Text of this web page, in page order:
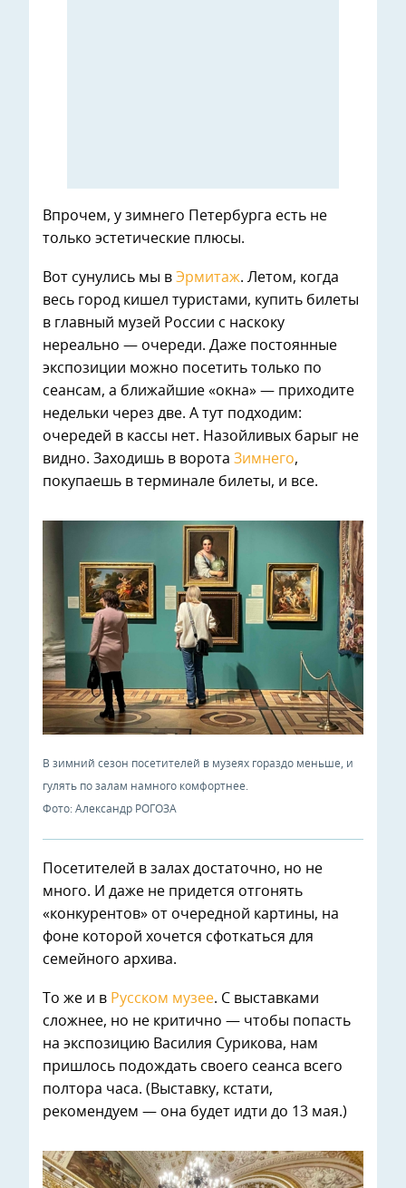
Впрочем, у зимнего Петербурга есть не
только эстетические плюсы.
Вот сунулись мы в Эрмитаж. Летом, когда
весь город кишел туристами, купить билеты
в главный музей России с наскоку
нереально — очереди. Даже постоянные
экспозиции можно посетить только по
сеансам, а ближайшие «окна» — приходите
недельки через две. А тут подходим:
очередей в кассы нет. Назойливых барыг не
видно. Заходишь в ворота Зимнего,
покупаешь в терминале билеты, и все.
В зимний сезон посетителей в музеях гораздо меньше, и
гулять по залам намного комфортнее.
Фото: Александр РОГОЗА
Посетителей в залах достаточно, но не
много. И даже не придется отгонять
«конкурентов» от очередной картины, на
фоне которой хочется сфоткаться для
семейного архива.
То же и в Русском музее. С выставками
сложнее, но не критично — чтобы попасть
на экспозицию Василия Сурикова, нам
пришлось подождать своего сеанса всего
полтора часа. (Выставку, кстати,
рекомендуем — она будет идти до 13 мая.)